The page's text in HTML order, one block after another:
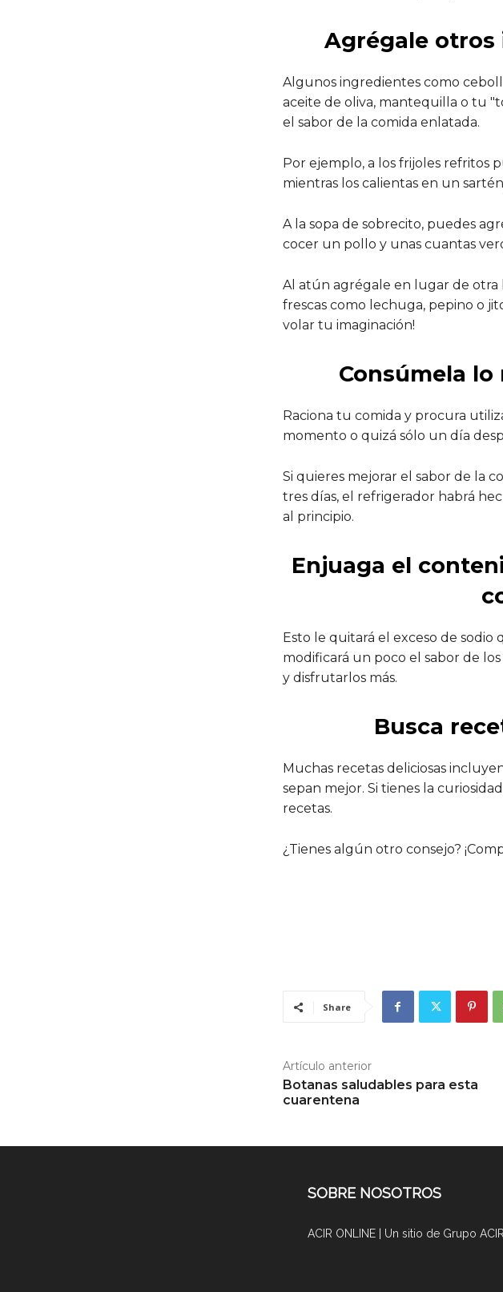
Agrégale
Algunos ingredientes como
aceite de oliva, mantequilla o tu
el sabor de la comida enlatada.
Por ejemplo, a los frijoles refritos
mientras los calientas en un
A la sopa de sobrecito, puedes
cocer un pollo y unas cuantas
Al atún agrégale en lugar de otra
frescas como lechuga, pepino o
volar tu imaginación!
Consúmela
Raciona tu comida y procura
momento o quizá sólo un día
Si quieres mejorar el sabor de la
tres días, el refrigerador habrá
al principio.
Enjuaga el
Esto le quitará el exceso de
modificará un poco el sabor de
y disfrutarlos más.
Busca
Muchas recetas deliciosas
sepan mejor. Si tienes la
recetas.
¿Tienes algún otro consejo?
Share
Artículo anterior
Botanas saludables para esta
cuarentena
SOBRE NOSOTROS
ACIR ONLINE | Un sitio de Grupo ACIR.